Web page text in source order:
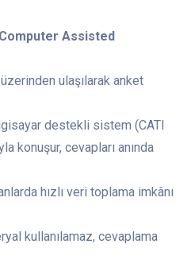
Assisted
ulaşılarak anket
destekli sistem (CATI
konuşur, cevapları anında
hızlı veri toplama imkânı
kullanılamaz, cevaplama